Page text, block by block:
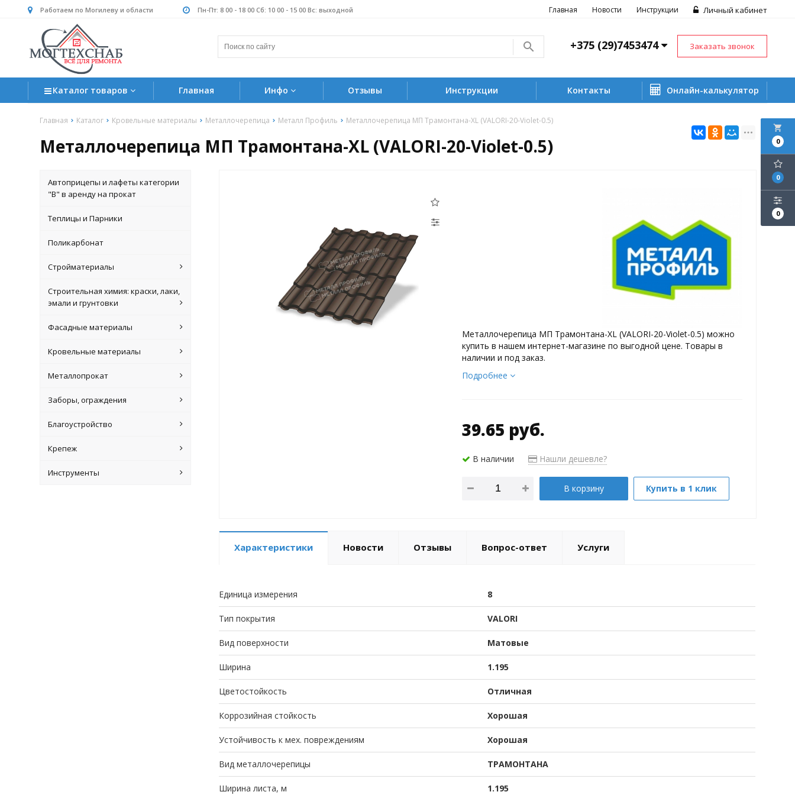
Работаем по Могилеву и области Пн-Пт: 8 00 - 18 00 Сб: 10 00 - 15 00 Вс: выходной Личный кабинет
Главная Новости Инструкции
+375 (29)7453474 Заказать звонок
Каталог товаров Главная Инфо Отзывы Инструкции Контакты Онлайн-калькулятор
Главная Каталог Кровельные материалы Металлочерепица Металл Профиль Металлочерепица МП Трамонтана-XL (VALORI-20-Violet-0.5)
Металлочерепица МП Трамонтана-XL (VALORI-20-Violet-0.5)
local_grocery_store
0
0
0
Автоприцепы и лафеты категории
"B" в аренду на прокат
Теплицы и Парники
Поликарбонат
Стройматериалы
Строительная химия: краски, лаки,
эмали и грунтовки
Фасадные материалы
Кровельные материалы
Металлопрокат
Заборы, ограждения
Благоустройство
Крепеж
Инструменты
Металлочерепица МП Трамонтана-XL (VALORI-20-Violet-0.5) можно
купить в нашем интернет-магазине по выгодной цене. Товары в
наличии и под заказ.
Подробнее
39.65 руб.
В наличии Нашли дешевле?
В корзину Купить в 1 клик
Характеристики Новости Отзывы Вопрос-ответ Услуги
Единица измерения 8
Тип покрытия VALORI
Вид поверхности Матовые
Ширина 1.195
Цветостойкость Отличная
Коррозийная стойкость Хорошая
Устойчивость к мех. повреждениям Хорошая
Вид металлочерепицы ТРАМОНТАНА
Ширина листа, м 1.195